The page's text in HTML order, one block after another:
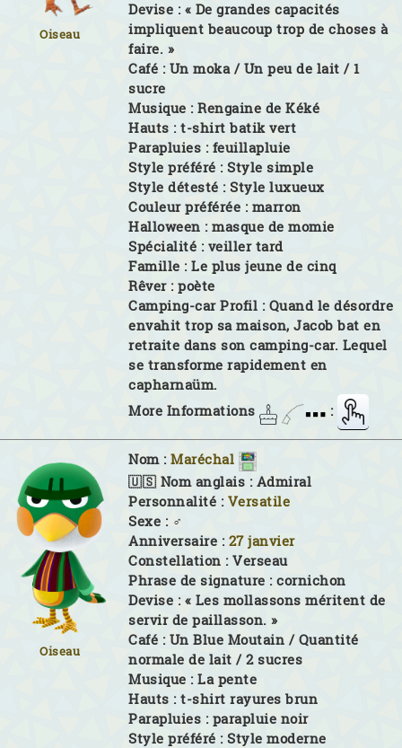
Oiseau
Devise : « De grandes capacités
impliquent beaucoup trop de choses à
faire. »
Café : Un moka / Un peu de lait / 1
sucre
Musique : Rengaine de Kéké
Hauts : t-shirt batik vert
Parapluies : feuillapluie
Style préféré : Style simple
Style détesté : Style luxueux
Couleur préférée : marron
Halloween : masque de momie
Spécialité : veiller tard
Famille : Le plus jeune de cinq
Rêver : poète
Camping-car Profil : Quand le désordre
envahit trop sa maison, Jacob bat en
retraite dans son camping-car. Lequel
se transforme rapidement en
capharnaüm.
More Informations
:
Oiseau
Nom : Maréchal
🇺🇸 Nom anglais : Admiral
Personnalité : Versatile
Sexe : ♂
Anniversaire : 27 janvier
Constellation : Verseau
Phrase de signature : cornichon
Devise : « Les mollassons méritent de
servir de paillasson. »
Café : Un Blue Moutain / Quantité
normale de lait / 2 sucres
Musique : La pente
Hauts : t-shirt rayures brun
Parapluies : parapluie noir
Style préféré : Style moderne